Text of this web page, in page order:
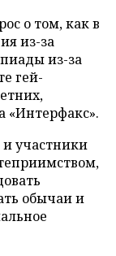
о том, как в
из-за
из-за
гей-
«Интерфакс».
и участники
обычаи и